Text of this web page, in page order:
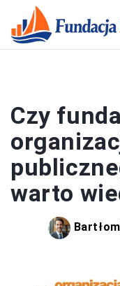
Czy
warto